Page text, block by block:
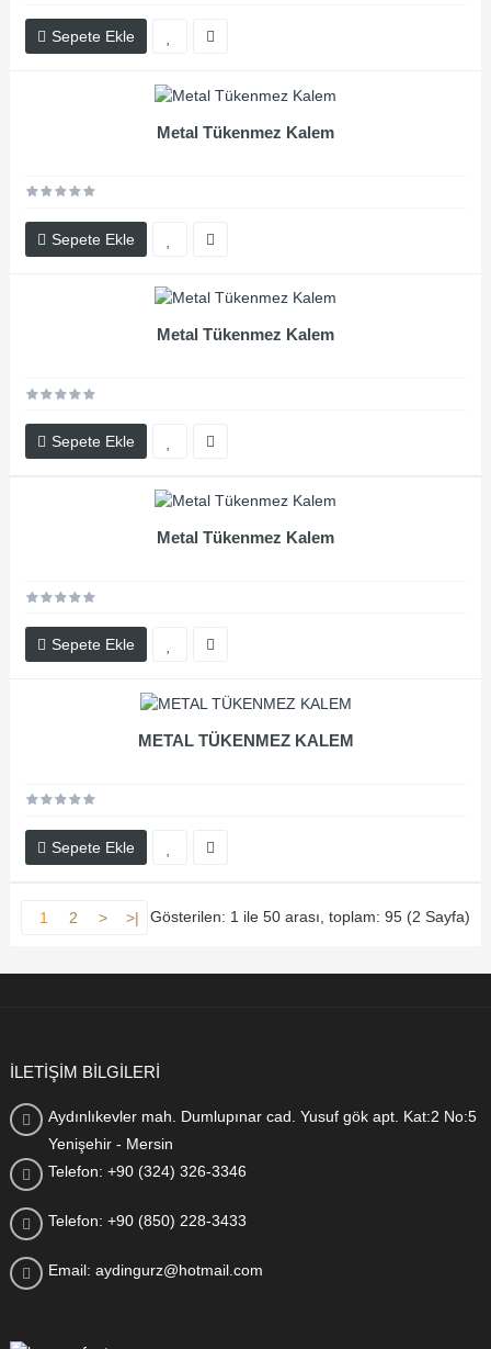
Sepete Ekle
Metal Tükenmez Kalem
Sepete Ekle
Metal Tükenmez Kalem
Sepete Ekle
Metal Tükenmez Kalem
Sepete Ekle
METAL TÜKENMEZ KALEM
Sepete Ekle
1 2 > >| Gösterilen: 1 ile 50 arası, toplam: 95 (2 Sayfa)
İLETİŞİM BİLGİLERİ
Aydınlıkevler mah. Dumlupınar cad. Yusuf gök apt. Kat:2 No:5
Yenişehir - Mersin
Telefon: +90 (324) 326-3346
Telefon: +90 (850) 228-3433
Email: aydingurz@hotmail.com